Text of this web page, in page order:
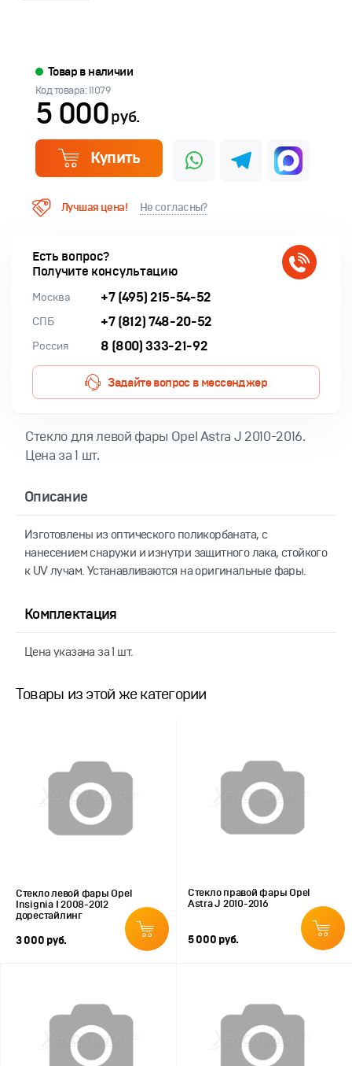
Товар в наличии
Код товара: 11079
5 000руб.
Купить
Лучшая цена! Не согласны?
Есть вопрос?
Получите консультацию
Москва +7 (495) 215-54-52
СПБ +7 (812) 748-20-52
Россия 8 (800) 333-21-92
Задайте вопрос в мессенджер
Cтекло для левой фары Opel Astra J 2010-2016.
Цена за 1 шт.
Описание
Изготовлены из оптического поликорбаната, с
нанесением снаружи и изнутри защитного лака, стойкого
к UV лучам. Устанавливаются на оригинальные фары.
Комплектация
Цена указана за 1 шт.
Товары из этой же категории
Стекло левой фары Opel
Insignia I 2008-2012
дорестайлинг
3 000 руб.
Стекло правой фары Opel
Astra J 2010-2016
5 000 руб.